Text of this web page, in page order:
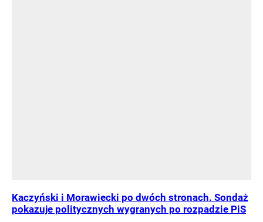
Kaczyński i Morawiecki po dwóch stronach. Sondaż
pokazuje politycznych wygranych po rozpadzie PiS